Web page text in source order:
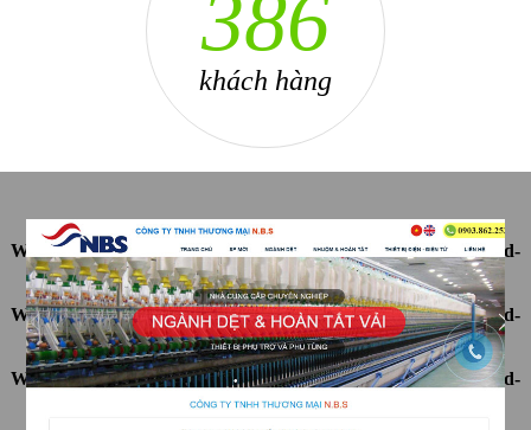
490
khách hàng
Warning: Undefined array key "ten" in D:\InetPub\vhosts\ahnpd-
1216.package\thietkeviet\sites.phpon line69
Warning: Undefined array key "ten" inD:\InetPub\vhosts\ahnpd-
1216.package\thietkeviet\sites.phpon line69
Warning: Undefined array key "ten" inD:\InetPub\vhosts\ahnpd-
1216.package\thietkeviet\sites.php